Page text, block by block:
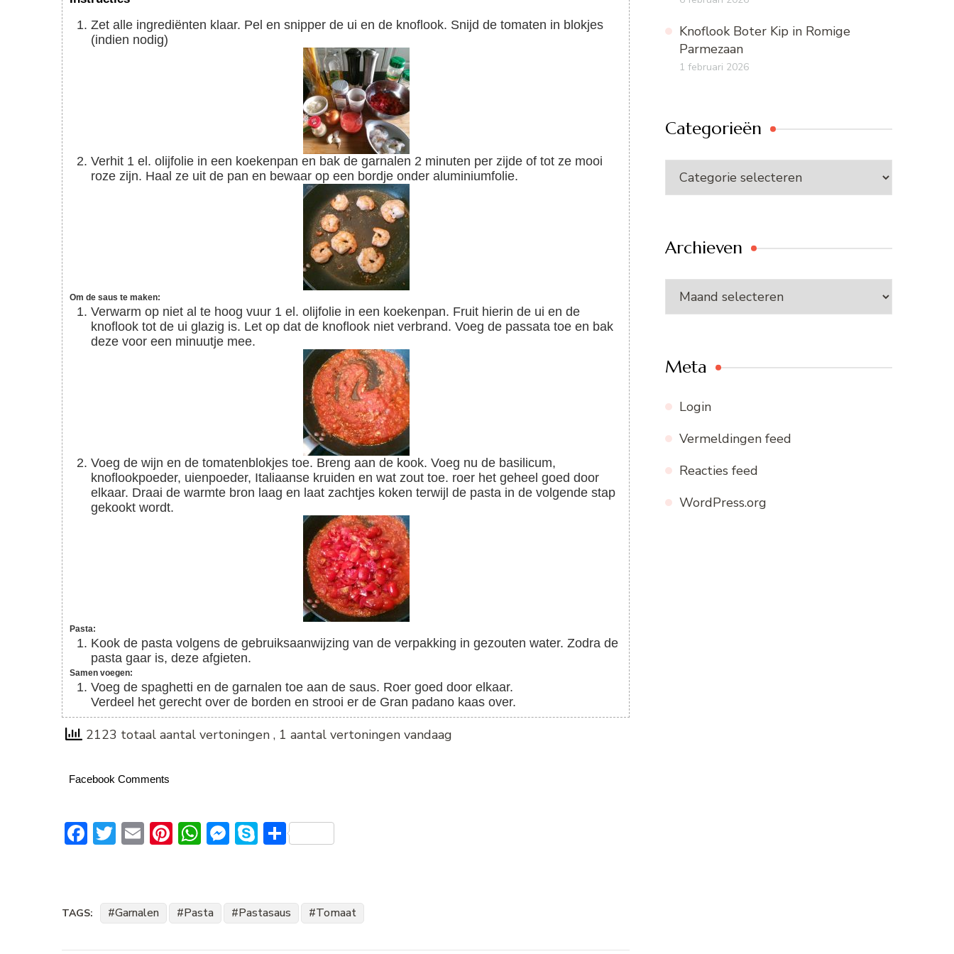
Zet alle ingrediënten klaar. Pel en snipper de ui en de knoflook. Snijd de tomaten in blokjes
(indien nodig)
Verhit 1 el. olijfolie in een koekenpan en bak de garnalen 2 minuten per zijde of tot ze mooi
roze zijn. Haal ze uit de pan en bewaar op een bordje onder aluminiumfolie.
Om de saus te maken:
Verwarm op niet al te hoog vuur 1 el. olijfolie in een koekenpan. Fruit hierin de ui en de
knoflook tot de ui glazig is. Let op dat de knoflook niet verbrand. Voeg de passata toe en bak
deze voor een minuutje mee.
Voeg de wijn en de tomatenblokjes toe. Breng aan de kook. Voeg nu de basilicum,
knoflookpoeder, uienpoeder, Italiaanse kruiden en wat zout toe. roer het geheel goed door
elkaar. Draai de warmte bron laag en laat zachtjes koken terwijl de pasta in de volgende stap
gekookt wordt.
Pasta:
Kook de pasta volgens de gebruiksaanwijzing van de verpakking in gezouten water. Zodra de
pasta gaar is, deze afgieten.
Samen voegen:
Voeg de spaghetti en de garnalen toe aan de saus. Roer goed door elkaar.
Verdeel het gerecht over de borden en strooi er de Gran padano kaas over.
2123 totaal aantal vertoningen , 1 aantal vertoningen vandaag
Facebook Comments
Facebook
Twitter
EmailPinterest
WhatsApp
Messenger
Skype
Delen
TAGS: Garnalen Pasta Pastasaus Tomaat
Knoflook Boter Kip in Romige
Parmezaan
1 februari 2026
Categorieën
Categorieën
Archieven
Archieven
Meta
Login
Vermeldingen feed
Reacties feed
WordPress.org